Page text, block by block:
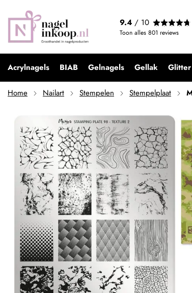
9.4 / 10
Toon alles 801 reviews
Acrylnagels BIAB Gelnagels Gellak Glitter
Home Nailart Stempelen Stempelplaat
Moyra Stamping Plate 98 Texture 2
€ 9,95